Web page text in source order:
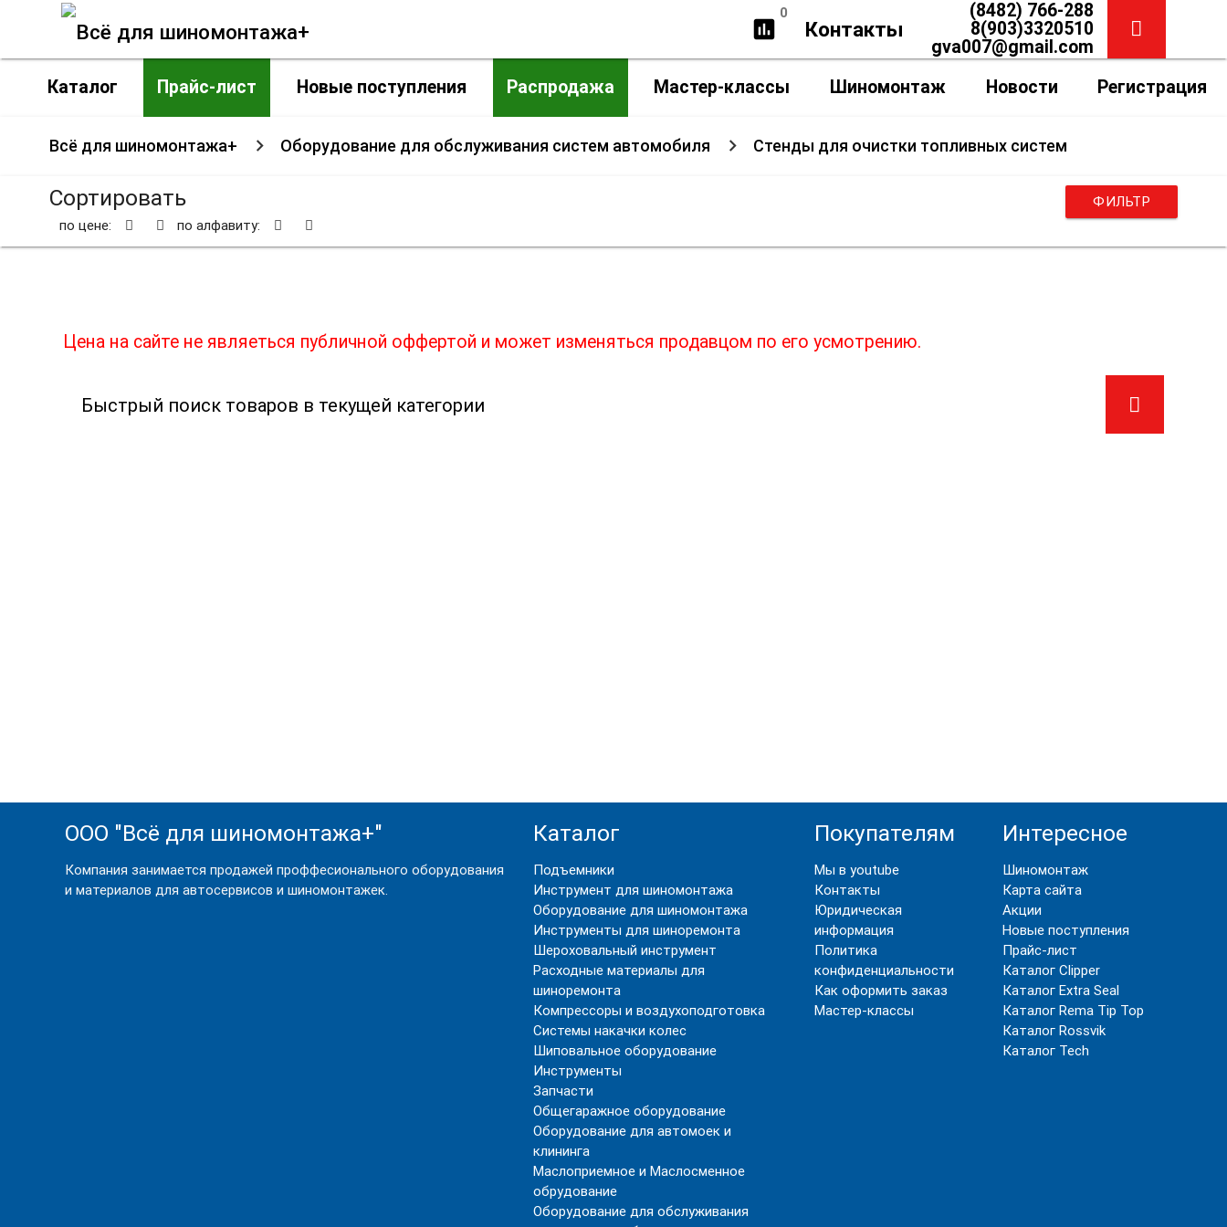
insert_chart
0
Контакты
(8482) 766-288
8(903)3320510
gva007@gmail.com
Каталог
Прайс-лист Новые поступления Распродажа Мастер-классы Шиномонтаж Новости Регистрация
Всё для шиномонтажа+ Оборудование для обслуживания систем автомобиля Стенды для очистки топливных систем
ФИЛЬТР
Сортировать
по цене: по алфавиту:
Цена на сайте не являеться публичной оффертой и может изменяться продавцом по его усмотрению.
ООО "Всё для шиномонтажа+"
Компания занимается продажей проффесионального оборудования
и материалов для автосервисов и шиномонтажек.
Каталог
Подъемники
Инструмент для шиномонтажа
Оборудование для шиномонтажа
Инструменты для шиноремонта
Шероховальный инструмент
Расходные материалы для
шиноремонта
Компрессоры и воздухоподготовка
Системы накачки колес
Шиповальное оборудование
Инструменты
Запчасти
Общегаражное оборудование
Оборудование для автомоек и
клининга
Маслоприемное и Маслосменное
обрудование
Оборудование для обслуживания
Покупателям
Мы в youtube
Контакты
Юридическая
информация
Политика
конфиденциальности
Как оформить заказ
Мастер-классы
Интересное
Шиномонтаж
Карта сайта
Акции
Новые поступления
Прайс-лист
Каталог Clipper
Каталог Extra Seal
Каталог Rema Tip Top
Каталог Rossvik
Каталог Tech